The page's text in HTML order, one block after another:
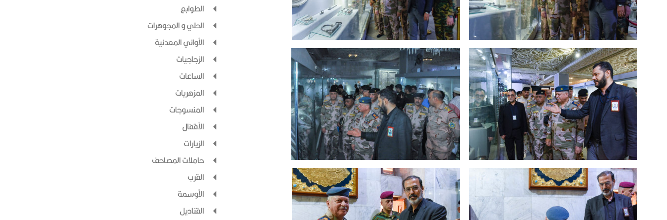
الطوابع
الحلي و المجوهرات
الأواني المعدنية
الزجاجيات
الساعات
المزهريات
المنسوجات
الأقفال
الزيارات
حاملات المصاحف
القرب
الأوسمة
القناديل